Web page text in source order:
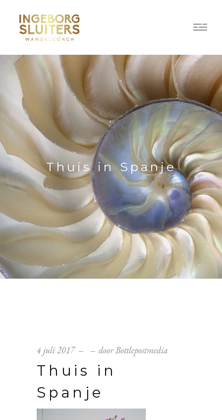
Thuis in Spanje
4 juli 2017 doorBottlepostmedia
Thuis in
Spanje